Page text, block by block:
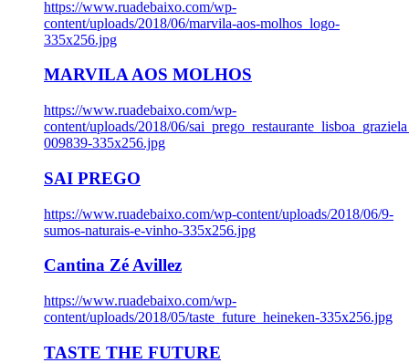
https://www.ruadebaixo.com/wp-
content/uploads/2018/06/marvila-aos-molhos_logo-
335x256.jpg
MARVILA AOS MOLHOS
https://www.ruadebaixo.com/wp-
content/uploads/2018/06/
009839-335x256.jpg
SAI PREGO
https://www.ruadebaixo.com/wp-content/uploads/2018/06/9-
sumos-naturais-e-vinho-335x256.jpg
Cantina Zé Avillez
https://www.ruadebaixo.com/wp-
content/uploads/2018/05/taste_future_heineken-335x256.jpg
TASTE THE FUTURE